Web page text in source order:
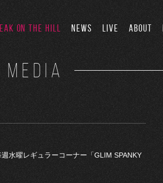
ON THE HILL NEWS LIVE ABOUT
MEDIA
水曜レギュラーコーナー「GLIM SPANKY